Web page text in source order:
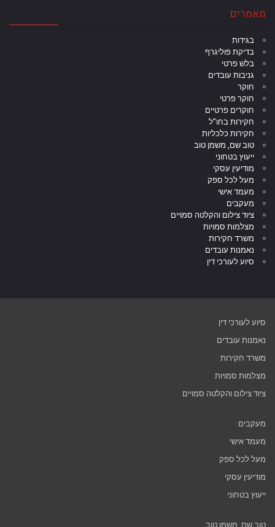
מאמרים
בגידות
בדיקת פוליגרף
בלש פרטי
גניבות עובדים
חוקר
חוקר פרטי
חוקרים פרטיים
חקירות בחו"ל
חקירות כלכליות
טוב שם, משמן טוב
ייעוץ בטחוני
מודיעין עסקי
מעל לכל ספק
מעמד אישי
מעקבים
ציוד צילום והקלטה סמויים
מצלמות סמויות
משרד חקירות
נאמנות עובדים
סיוע לעורכי דין
סיוע לעורכי דין
נאמנות עובדים
משרד חקירות
מצלמות סמויות
ציוד צילום והקלטה סמויים
מעקבים
מעמד אישי
מעל לכל ספק
מודיעין עסקי
ייעוץ בטחוני
טוב שם, משמן טוב